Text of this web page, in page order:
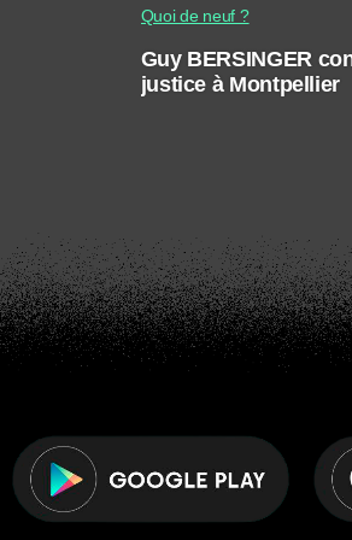
Quoi de neuf ?
Guy BERSINGER
justice à Montpellier